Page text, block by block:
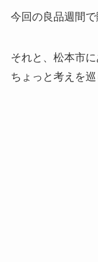
今回の良品週間で
それと、松本市
ちょっと考えを巡